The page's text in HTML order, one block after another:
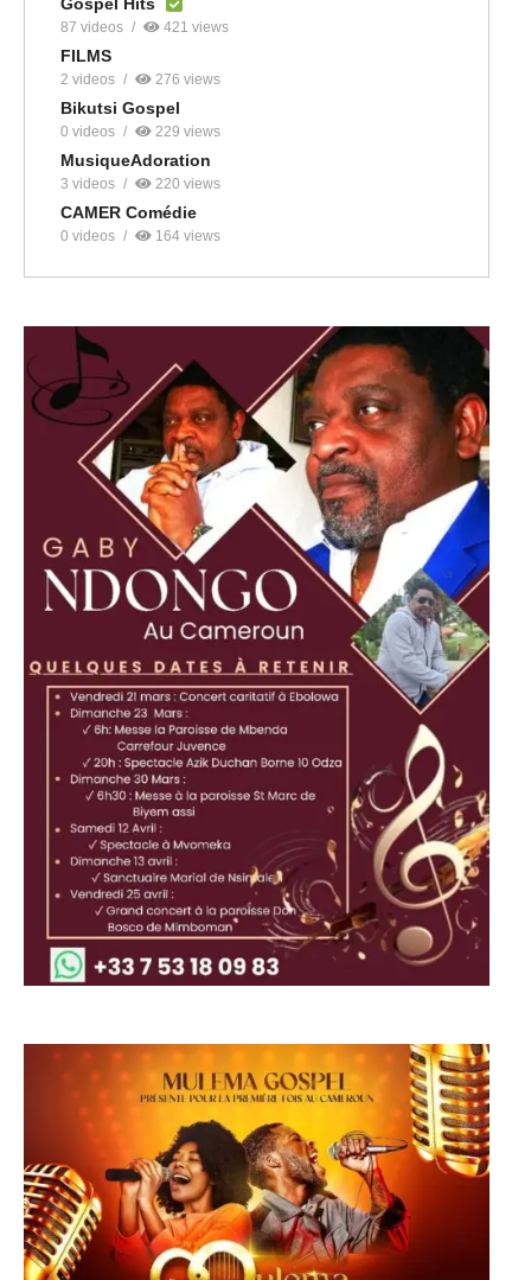
87 videos 421 views
FILMS
2 videos 276 views
Bikutsi Gospel
0 videos 229 views
MusiqueAdoration
3 videos 220 views
CAMER Comédie
0 videos 164 views